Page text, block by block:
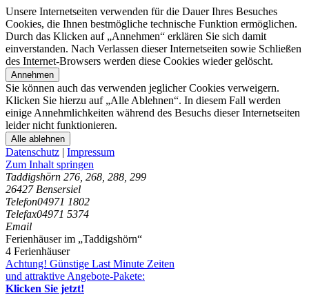
Unsere Internetseiten verwenden für die Dauer Ihres Besuches
Cookies, die Ihnen bestmögliche technische Funktion ermöglichen.
Durch das Klicken auf „Annehmen“ erklären Sie sich damit
einverstanden. Nach Verlassen dieser Internetseiten sowie Schließen
des Internet-Browsers werden diese Cookies wieder gelöscht.
Annehmen
Sie können auch das verwenden jeglicher Cookies verweigern.
Klicken Sie hierzu auf „Alle Ablehnen“. In diesem Fall werden
einige Annehmlichkeiten während des Besuchs dieser Internetseiten
leider nicht funktionieren.
Alle ablehnen
Datenschutz | Impressum
Zum Inhalt springen
Taddigshörn 276, 268, 288, 299
26427 Bensersiel
Telefon04971 1802
Telefax04971 5374
Email
Ferienhäuser im „Taddigshörn“
4 Ferienhäuser
Achtung! Günstige Last Minute Zeiten
und attraktive Angebote-Pakete:
Klicken Sie jetzt!